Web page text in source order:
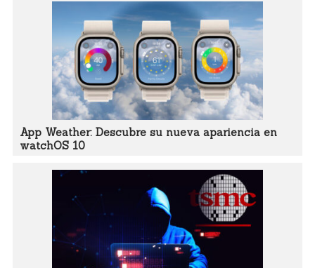
App Weather: Descubre su nueva apariencia en
watchOS 10